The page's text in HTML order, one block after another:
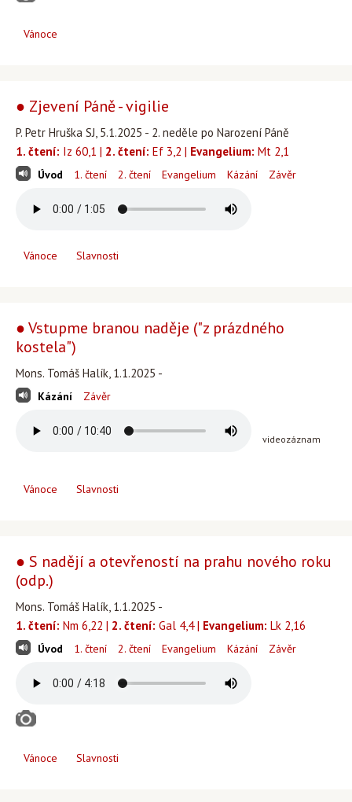
Vánoce
● Zjevení Páně - vigilie
P. Petr Hruška SJ, 5.1.2025 - 2. neděle po Narození Páně
1. čtení: Iz 60,1 | 2. čtení: Ef 3,2 | Evangelium: Mt 2,1
Úvod 1. čtení 2. čtení Evangelium Kázání Závěr
Vánoce Slavnosti
● Vstupme branou naděje ("z prázdného
kostela")
Mons. Tomáš Halík, 1.1.2025 -
Kázání Závěr
videozáznam
Vánoce Slavnosti
● S nadějí a otevřeností na prahu nového roku
(odp.)
Mons. Tomáš Halík, 1.1.2025 -
1. čtení: Nm 6,22 | 2. čtení: Gal 4,4 | Evangelium: Lk 2,16
Úvod 1. čtení 2. čtení Evangelium Kázání Závěr
Vánoce Slavnosti